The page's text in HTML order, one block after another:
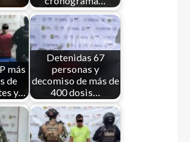
más
de
y…
Detenidas 67
personas y
decomiso de más de
400 dosis…